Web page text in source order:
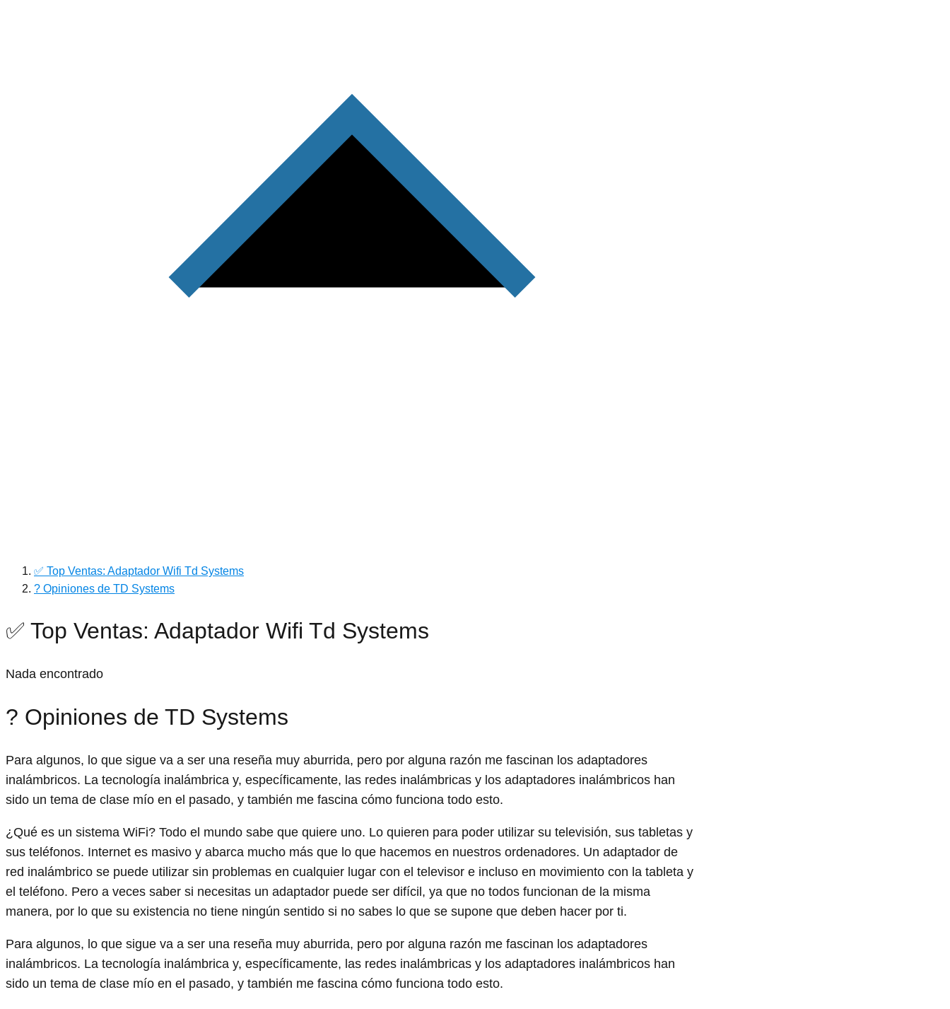
✅ Top Ventas: Adaptador Wifi Td Systems
? Opiniones de TD Systems
✅ Top Ventas: Adaptador Wifi Td Systems
Nada encontrado
? Opiniones de TD Systems
Para algunos, lo que sigue va a ser una reseña muy aburrida, pero por alguna razón me fascinan los adaptadores
inalámbricos. La tecnología inalámbrica y, específicamente, las redes inalámbricas y los adaptadores inalámbricos han
sido un tema de clase mío en el pasado, y también me fascina cómo funciona todo esto.
¿Qué es un sistema WiFi? Todo el mundo sabe que quiere uno. Lo quieren para poder utilizar su televisión, sus tabletas y
sus teléfonos. Internet es masivo y abarca mucho más que lo que hacemos en nuestros ordenadores. Un adaptador de
red inalámbrico se puede utilizar sin problemas en cualquier lugar con el televisor e incluso en movimiento con la tableta y
el teléfono. Pero a veces saber si necesitas un adaptador puede ser difícil, ya que no todos funcionan de la misma
manera, por lo que su existencia no tiene ningún sentido si no sabes lo que se supone que deben hacer por ti.
Para algunos, lo que sigue va a ser una reseña muy aburrida, pero por alguna razón me fascinan los adaptadores
inalámbricos. La tecnología inalámbrica y, específicamente, las redes inalámbricas y los adaptadores inalámbricos han
sido un tema de clase mío en el pasado, y también me fascina cómo funciona todo esto.